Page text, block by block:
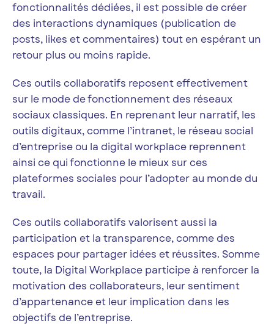
fonctionnalités dédiées, il est possible de créer
des interactions dynamiques (publication de
posts, likes et commentaires) tout en espérant un
retour plus ou moins rapide.
Ces outils collaboratifs reposent effectivement
sur le mode de fonctionnement des réseaux
sociaux classiques. En reprenant leur narratif, les
outils digitaux, comme l’intranet, le réseau social
d’entreprise ou la digital workplace reprennent
ainsi ce qui fonctionne le mieux sur ces
plateformes sociales pour l’adopter au monde du
travail.
Ces outils collaboratifs valorisent aussi la
participation et la transparence, comme des
espaces pour partager idées et réussites. Somme
toute, la Digital Workplace participe à renforcer la
motivation des collaborateurs, leur sentiment
d’appartenance et leur implication dans les
objectifs de l’entreprise.